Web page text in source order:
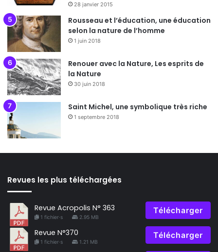
28 janvier 2015
Rousseau et l’éducation, une éducation
selon la nature de l’homme
1 juin 2018
Renouer avec la Nature, Les esprits de
la Nature
30 juin 2018
Saint Michel, une symbolique très riche
1 septembre 2018
Revues les plus téléchargées
Revue Acropolis N° 363
1 fichier·s 2.95 MB
Télécharger
Revue N°370
1 fichier·s 1.21 MB
Télécharger